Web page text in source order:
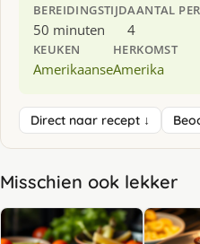
BEREIDINGSTIJD
50 minuten
AANTAL
4
KEUKEN
Amerikaanse
HERKOMST
Amerika
Direct naar recept ↓
Misschien ook lekker